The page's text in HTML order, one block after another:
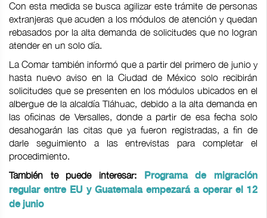
Con esta medida se busca agilizar este trámite de personas
extranjeras que acuden a los módulos de atención y quedan
rebasados por la alta demanda de solicitudes que no logran
atender en un solo día.
La Comar también informó que a partir del primero de junio y
hasta nuevo aviso en la Ciudad de México solo recibirán
solicitudes que se presenten en los módulos ubicados en el
albergue de la alcaldía Tláhuac, debido a la alta demanda en
las oficinas de Versalles, donde a partir de esa fecha solo
desahogarán las citas que ya fueron registradas, a fin de
darle seguimiento a las entrevistas para completar el
procedimiento.
También te puede interesar:
Programa de migración
regular entre EU y Guatemala empezará a operar el 12
de junio